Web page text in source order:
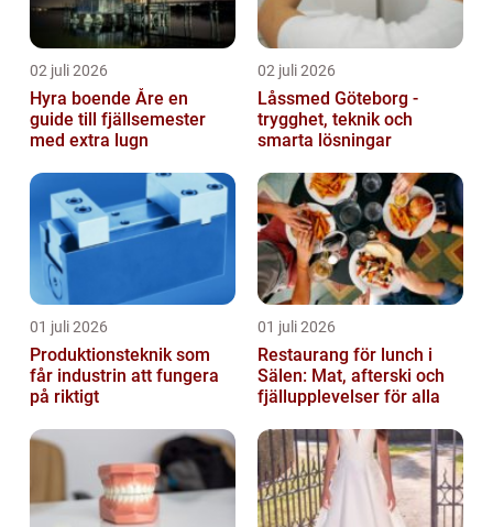
02 juli 2026
Hyra boende Åre en
guide till fjällsemester
med extra lugn
02 juli 2026
Låssmed Göteborg -
trygghet, teknik och
smarta lösningar
01 juli 2026
Produktionsteknik som
får industrin att fungera
på riktigt
01 juli 2026
Restaurang för lunch i
Sälen: Mat, afterski och
fjällupplevelser för alla